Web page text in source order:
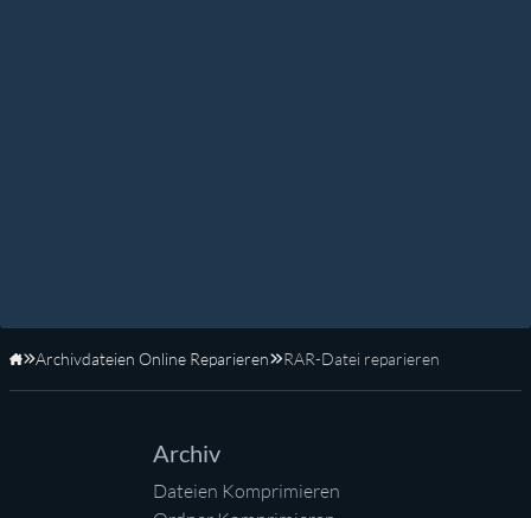
Startseite
Archivdateien Online Reparieren RAR-Datei reparieren
Archiv
Dateien Komprimieren